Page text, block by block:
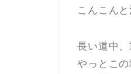
こんこん
長い道中
やっとこ